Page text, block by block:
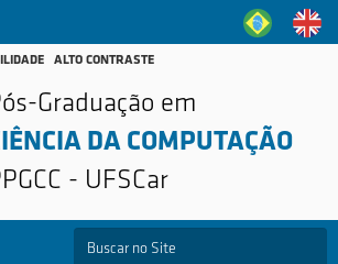
ALTO CONTRASTE
Graduação em
DA COMPUTAÇÃO
- UFSCar